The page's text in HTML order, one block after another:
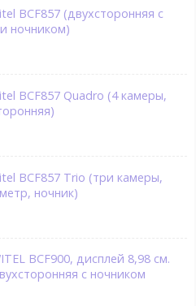
BCF857 (двухсторонняя с
ночником)
BCF857 Quadro (4 камеры,
BCF857 Trio (три камеры,
ночник)
BCF900, дисплей 8,98 см.
с ночником